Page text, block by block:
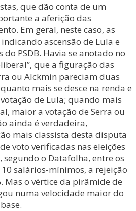
que dão conta de um
a aferição das
Em geral, neste caso, as
ascensão de Lula e
PSDB. Havia se anotado no
que a figuração das
ou Alckmin pareciam duas
mais se desce na renda e
de Lula; quando mais
maior a votação de Serra ou
ainda é verdadeira,
mais classista desta disputa
voto verificadas nas eleições
segundo o Datafolha, entre os
salários-mínimos, a rejeição
Mas o vértice da pirâmide de
numa velocidade maior do